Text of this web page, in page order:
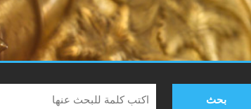
بحث